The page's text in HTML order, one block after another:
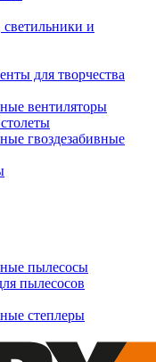
и
для творчества
вентиляторы
гвоздезабивные
пылесосы
пылесосов
степлеры